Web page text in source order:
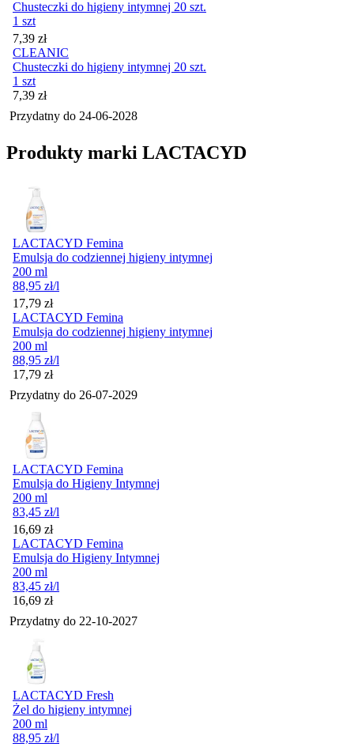
Chusteczki do higieny intymnej 20 szt.
1 szt
Cena
7,39 zł
CLEANIC
Chusteczki do higieny intymnej 20 szt.
1 szt
Cena
7,39 zł
Przydatny do 24-06-2028
Produkty marki LACTACYD
LACTACYD Femina
Emulsja do codziennej higieny intymnej
200 ml
88,95 zł/l
Cena
17,79 zł
LACTACYD Femina
Emulsja do codziennej higieny intymnej
200 ml
88,95 zł/l
Cena
17,79 zł
Przydatny do 26-07-2029
LACTACYD Femina
Emulsja do Higieny Intymnej
200 ml
83,45 zł/l
Cena
16,69 zł
LACTACYD Femina
Emulsja do Higieny Intymnej
200 ml
83,45 zł/l
Cena
16,69 zł
Przydatny do 22-10-2027
LACTACYD Fresh
Żel do higieny intymnej
200 ml
88,95 zł/l